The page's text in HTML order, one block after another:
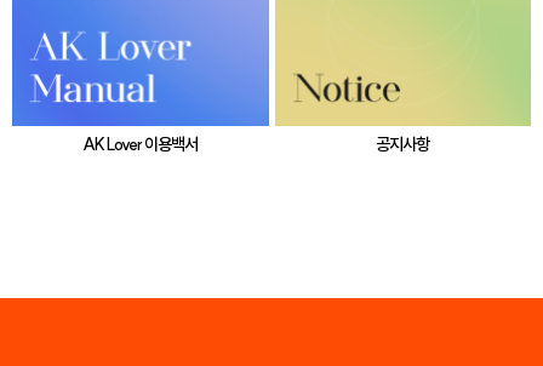
AK Lover 이용백서 공지사항